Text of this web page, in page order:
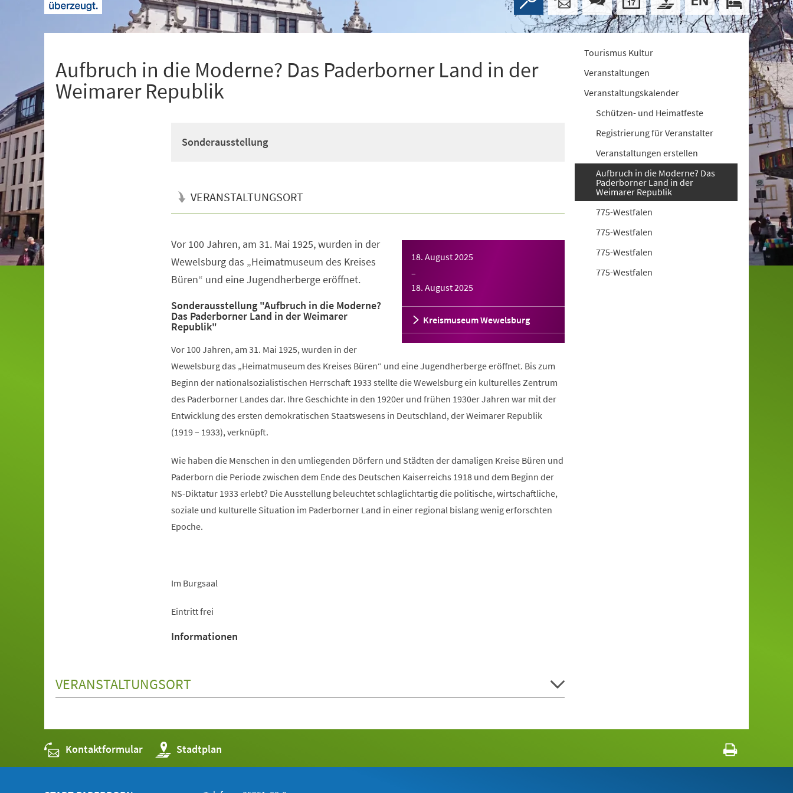
Aufbruch in die Moderne? Das Paderborner Land in der
Weimarer Republik
Sonderausstellung
VERANSTALTUNGSORT
18. August 2025
–
18. August 2025
Kreismuseum Wewelsburg
Vor 100 Jahren, am 31. Mai 1925, wurden in der
Wewelsburg das „Heimatmuseum des Kreises
Büren“ und eine Jugendherberge eröffnet.
Sonderausstellung "Aufbruch in die Moderne?
Das Paderborner Land in der Weimarer
Republik"
Vor 100 Jahren, am 31. Mai 1925, wurden in der
Wewelsburg das „Heimatmuseum des Kreises Büren“ und eine Jugendherberge eröffnet. Bis zum
Beginn der nationalsozialistischen Herrschaft 1933 stellte die Wewelsburg ein kulturelles Zentrum
des Paderborner Landes dar. Ihre Geschichte in den 1920er und frühen 1930er Jahren war mit der
Entwicklung des ersten demokratischen Staatswesens in Deutschland, der Weimarer Republik
(1919 – 1933), verknüpft.
Wie haben die Menschen in den umliegenden Dörfern und Städten der damaligen Kreise Büren und
Paderborn die Periode zwischen dem Ende des Deutschen Kaiserreichs 1918 und dem Beginn der
NS-Diktatur 1933 erlebt? Die Ausstellung beleuchtet schlaglichtartig die politische, wirtschaftliche,
soziale und kulturelle Situation im Paderborner Land in einer regional bislang wenig erforschten
Epoche.
Im Burgsaal
Eintritt frei
Informationen
VERANSTALTUNGSORT
Tourismus Kultur
Veranstaltungen
Veranstaltungskalender
Schützen- und Heimatfeste
Registrierung für Veranstalter
Veranstaltungen erstellen
Aufbruch in die Moderne? Das
Paderborner Land in der
Weimarer Republik
775-Westfalen
775-Westfalen
775-Westfalen
775-Westfalen
Kontaktformular Stadtplan
(Öffnet
in
einem